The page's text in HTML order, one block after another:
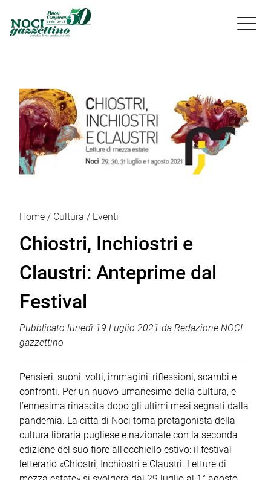

Home Cultura Eventi
Chiostri, Inchiostri e
Claustri: Anteprime dal
Festival
Pubblicato lunedì 19 Luglio 2021 da Redazione NOCI
gazzettino
Pensieri, suoni, volti, immagini, riflessioni, scambi e
confronti. Per un nuovo umanesimo della cultura, e
l’ennesima rinascita dopo gli ultimi mesi segnati dalla
pandemia. La città di Noci torna protagonista della
cultura libraria pugliese e nazionale con la seconda
edizione del suo fiore all’occhiello estivo: il festival
letterario «Chiostri, Inchiostri e Claustri. Letture di